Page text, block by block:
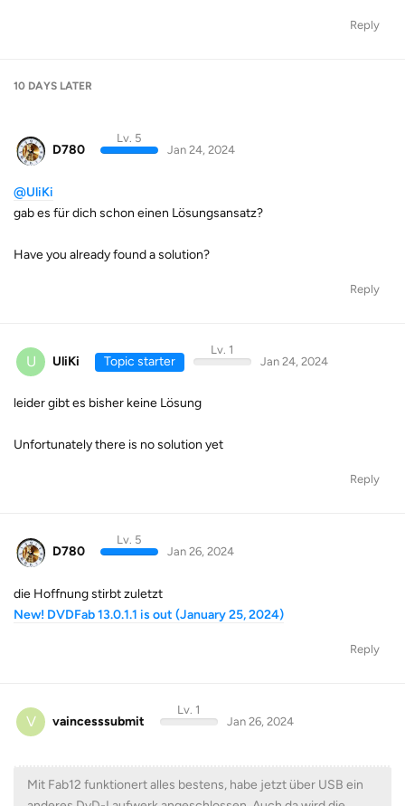
Reply
10 DAYS LATER
D780
Lv. 5
Jan 24, 2024
@UliKi
gab es für dich schon einen Lösungsansatz?
Have you already found a solution?
Reply
U UliKi Topic starter
Lv. 1
Jan 24, 2024
leider gibt es bisher keine Lösung
Unfortunately there is no solution yet
Reply
D780
Lv. 5
Jan 26, 2024
die Hoffnung stirbt zuletzt
New! DVDFab 13.0.1.1 is out (January 25, 2024)
Reply
V vaincesssubmit
Lv. 1
Jan 26, 2024
Mit Fab12 funktionert alles bestens, habe jetzt über USB ein